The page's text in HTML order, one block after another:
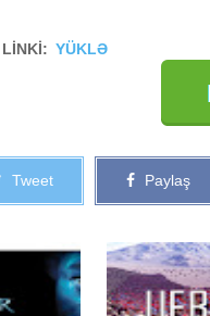
YÜKLƏ
Tweet Paylaş